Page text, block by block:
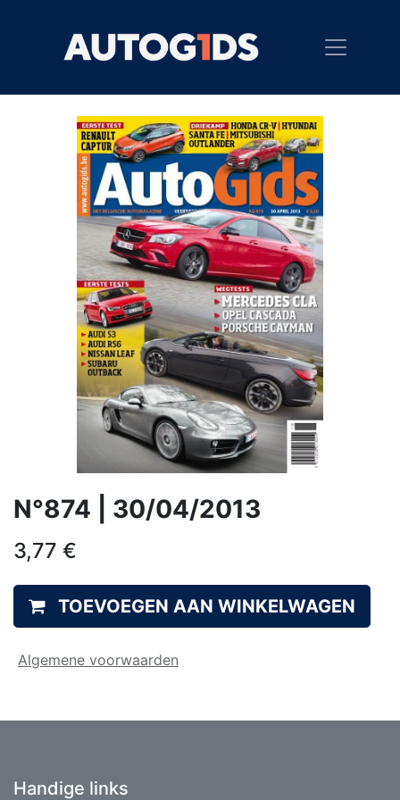
N°874 | 30/04/2013
3,77 €
TOEVOEGEN AAN WINKELWAGEN
Algemene voorwaarden
Handige links